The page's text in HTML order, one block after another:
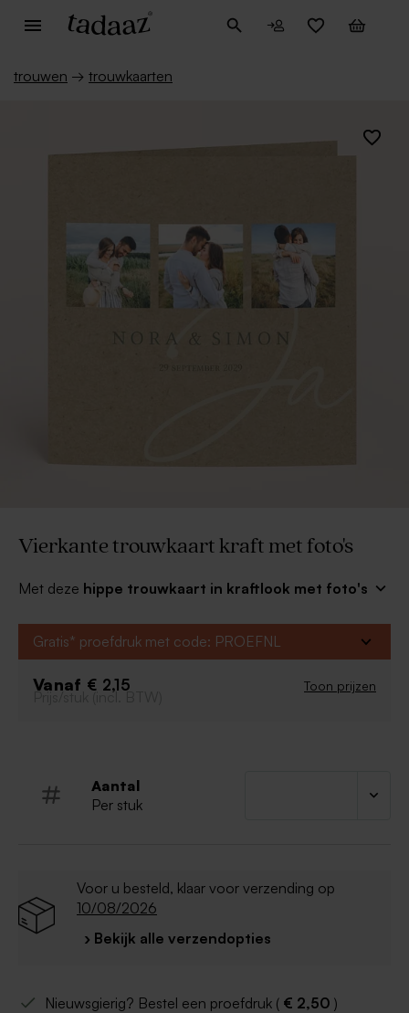
trouwen → trouwkaarten
Vierkante trouwkaart kraft met foto's
Met deze hippe trouwkaart in kraftlook met foto's
voor jullie grote dag. Personaliseer met jullie namen en
datum en laad jullie mooiste foto's op. Verstuur deze
vrienden weten wanneer jullie gaan trouwen!
Gratis* proefdruk met code: PROEFNL
Vanaf € 2,15 Toon prijzen
Prijs/stuk (incl. BTW)
Aantal
Per stuk
Voor u besteld, klaar voor verzending op
10/08/2026
› Bekijk alle verzendopties
Nieuwsgierig? Bestel een proefdruk ( € 2,50 )